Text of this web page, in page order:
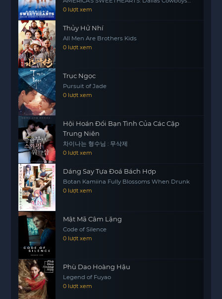
một bộ phim tài liệu thông thường, mà còn là một
bài học về sự đoàn kết và quyết tâm trong việc
theo đuổi ước mơ. Đây là một tác phẩm không thể
bỏ qua đối với những ai đam mê khoa học và vũ
trụ.
Cheerleaders (Season 3)
0 lượt xem
Thủy Hử Nhí
All Men Are Brothers Kids
0 lượt xem
Trục Ngọc
Pursuit of Jade
0 lượt xem
Hội Hoán Đổi Bạn Tình Của Các Cặp
Trung Niên
차이나는 형수님 : 무삭제
0 lượt xem
Dáng Say Tựa Đoá Bách Hợp
Botan Kamiina Fully Blossoms When Drunk
0 lượt xem
Mật Mã Câm Lặng
Code of Silence
0 lượt xem
Phù Dao Hoàng Hậu
Legend of Fuyao
0 lượt xem